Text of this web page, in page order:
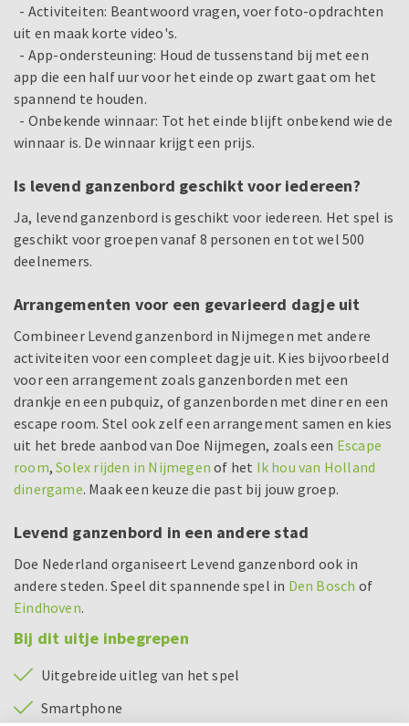
- Activiteiten: Beantwoord vragen, voer foto-opdrachten
uit en maak korte video's.
- App-ondersteuning: Houd de tussenstand bij met een
app die een half uur voor het einde op zwart gaat om het
spannend te houden.
- Onbekende winnaar: Tot het einde blijft onbekend wie de
winnaar is. De winnaar krijgt een prijs.
Is levend ganzenbord geschikt voor iedereen?
Ja, levend ganzenbord is geschikt voor iedereen. Het spel is
geschikt voor groepen vanaf 8 personen en tot wel 500
deelnemers.
Arrangementen voor een gevarieerd dagje uit
Combineer Levend ganzenbord in Nijmegen met andere
activiteiten voor een compleet dagje uit. Kies bijvoorbeeld
voor een arrangement zoals ganzenborden met een
drankje en een pubquiz, of ganzenborden met diner en een
escape room. Stel ook zelf een arrangement samen en kies
uit het brede aanbod van Doe Nijmegen, zoals een Escape
room,Solex rijden in Nijmegen of het Ik hou van Holland
dinergame. Maak een keuze die past bij jouw groep.
Levend ganzenbord in een andere stad
Doe Nederland organiseert Levend ganzenbord ook in
andere steden. Speel dit spannende spel in Den Bosch of
Eindhoven.
Bij dit uitje inbegrepen
Uitgebreide uitleg van het spel
Smartphone